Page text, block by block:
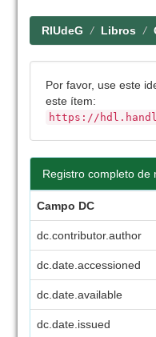
RIUdeG Libros
Por favor, use este
este ítem:
https://
Registro completo de
Campo DC
dc.contributor.author
dc.date.accessioned
dc.date.available
dc.date.issued